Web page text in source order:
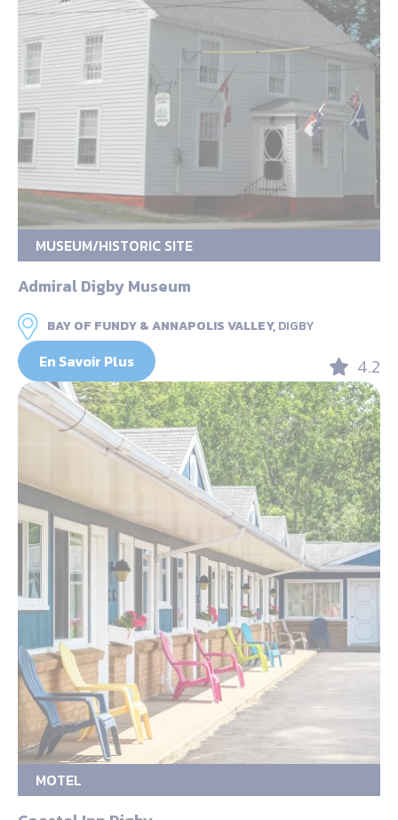
MUSEUM/HISTORIC SITE
Admiral Digby Museum
BAY OF FUNDY & ANNAPOLIS VALLEY,DIGBY
En Savoir Plus 4.2
MOTEL